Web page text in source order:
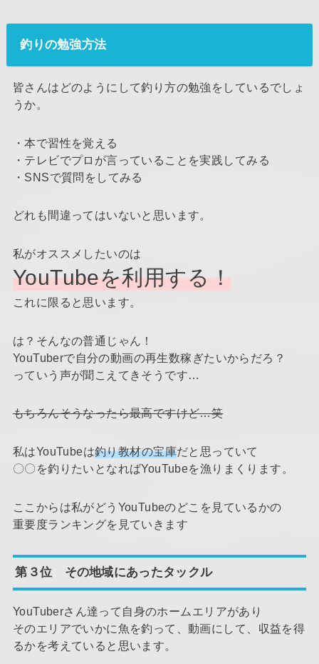
釣りの勉強方法
皆さんはどのようにして釣り方の勉強をしているでしょ
うか。
・本で習性を覚える
・テレビでプロが言っていることを実践してみる
・SNSで質問をしてみる
どれも間違ってはいないと思います。
私がオススメしたいのは
YouTubeを利用する！
これに限ると思います。
は？そんなの普通じゃん！
YouTuberで自分の動画の再生数稼ぎたいからだろ？
っていう声が聞こえてきそうです…
もちろんそうなったら最高ですけど…笑
私はYouTubeは釣り教材の宝庫だと思っていて
〇〇を釣りたいとなればYouTubeを漁りまくります。
ここからは私がどうYouTubeのどこを見ているかの
重要度ランキングを見ていきます
第３位 その地域にあったタックル
YouTuberさん達って自身のホームエリアがあり
そのエリアでいかに魚を釣って、動画にして、収益を得
るかを考えていると思います。